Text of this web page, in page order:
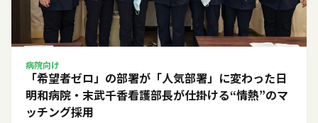
病院向け
「希望者ゼロ」の部署が「人気部署」に変わった日――
明和病院・末武千香看護部長が仕掛ける“情熱”のマ
ッチング採用